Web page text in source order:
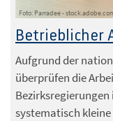
Foto: Parradee -
Betrieblicher
Aufgrund der
überprüfen die
Bezirksregierungen
systematisch